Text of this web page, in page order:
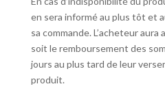
en sera informé au plus tôt et
sa commande. L’acheteur
soit le remboursement des
jours au plus tard de leur
produit.